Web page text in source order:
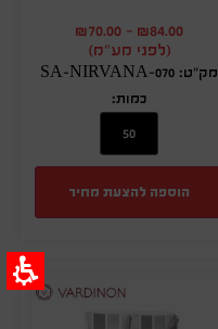
₪84.00
-
₪70.00
(לפני מע"מ)
מק"ט: SA-NIRVANA-070
כמות:
הוספה להצעת מחיר